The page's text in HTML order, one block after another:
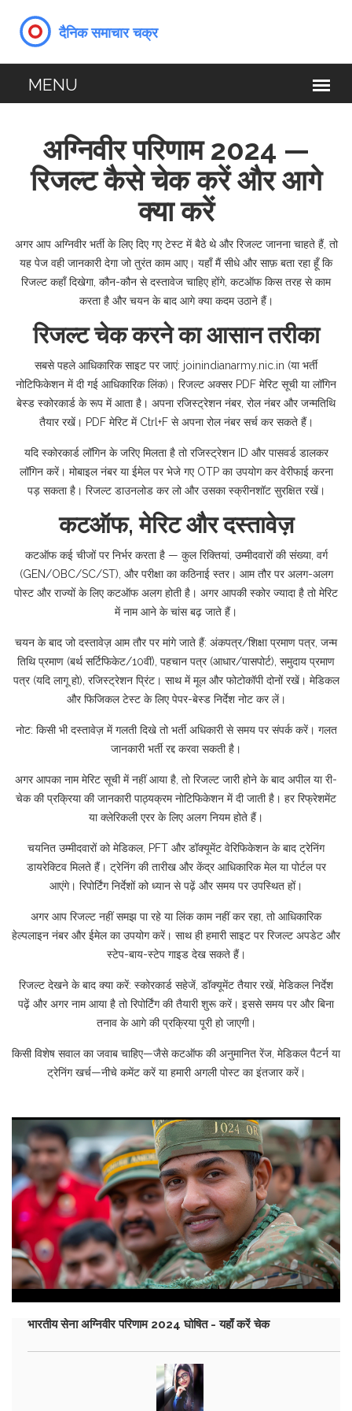
अग्निवीर परिणाम 2024 —
रिजल्ट कैसे चेक करें और आगे
क्या करें
अगर आप अग्निवीर भर्ती के लिए दिए गए टेस्ट में बैठे थे और रिजल्ट जानना चाहते हैं, तो
यह पेज वही जानकारी देगा जो तुरंत काम आए। यहाँ मैं सीधे और साफ़ बता रहा हूँ कि
रिजल्ट कहाँ दिखेगा, कौन-कौन से दस्तावेज चाहिए होंगे, कटऑफ किस तरह से काम
करता है और चयन के बाद आगे क्या कदम उठाने हैं।
रिजल्ट चेक करने का आसान तरीका
सबसे पहले आधिकारिक साइट पर जाएं: joinindianarmy.nic.in (या भर्ती
नोटिफिकेशन में दी गई आधिकारिक लिंक)। रिजल्ट अक्सर PDF मेरिट सूची या लॉगिन
बेस्ड स्कोरकार्ड के रूप में आता है। अपना रजिस्ट्रेशन नंबर, रोल नंबर और जन्मतिथि
तैयार रखें। PDF मेरिट में Ctrl+F से अपना रोल नंबर सर्च कर सकते हैं।
यदि स्कोरकार्ड लॉगिन के जरिए मिलता है तो रजिस्ट्रेशन ID और पासवर्ड डालकर
लॉगिन करें। मोबाइल नंबर या ईमेल पर भेजे गए OTP का उपयोग कर वेरीफाई करना
पड़ सकता है। रिजल्ट डाउनलोड कर लो और उसका स्क्रीनशॉट सुरक्षित रखें।
कटऑफ, मेरिट और दस्तावेज़
कटऑफ कई चीजों पर निर्भर करता है — कुल रिक्तियां, उम्मीदवारों की संख्या, वर्ग
(GEN/OBC/SC/ST), और परीक्षा का कठिनाई स्तर। आम तौर पर अलग-अलग
पोस्ट और राज्यों के लिए कटऑफ अलग होती है। अगर आपकी स्कोर ज्यादा है तो मेरिट
में नाम आने के चांस बढ़ जाते हैं।
चयन के बाद जो दस्तावेज़ आम तौर पर मांगे जाते हैं: अंकपत्र/शिक्षा प्रमाण पत्र, जन्म
तिथि प्रमाण (बर्थ सर्टिफिकेट/10वीं), पहचान पत्र (आधार/पासपोर्ट), समुदाय प्रमाण
पत्र (यदि लागू हो), रजिस्ट्रेशन प्रिंट। साथ में मूल और फोटोकॉपी दोनों रखें। मेडिकल
और फिजिकल टेस्ट के लिए पेपर-बेस्ड निर्देश नोट कर लें।
नोट: किसी भी दस्तावेज़ में गलती दिखे तो भर्ती अधिकारी से समय पर संपर्क करें। गलत
जानकारी भर्ती रद्द करवा सकती है।
अगर आपका नाम मेरिट सूची में नहीं आया है, तो रिजल्ट जारी होने के बाद अपील या री-
चेक की प्रक्रिया की जानकारी पाठ्यक्रम नोटिफिकेशन में दी जाती है। हर रिफ्रेशमेंट
या क्लेरिकली एरर के लिए अलग नियम होते हैं।
चयनित उम्मीदवारों को मेडिकल, PFT और डॉक्यूमेंट वेरिफिकेशन के बाद ट्रेनिंग
डायरेक्टिव मिलते हैं। ट्रेनिंग की तारीख और केंद्र आधिकारिक मेल या पोर्टल पर
आएंगे। रिपोर्टिंग निर्देशों को ध्यान से पढ़ें और समय पर उपस्थित हों।
अगर आप रिजल्ट नहीं समझ पा रहे या लिंक काम नहीं कर रहा, तो आधिकारिक
हेल्पलाइन नंबर और ईमेल का उपयोग करें। साथ ही हमारी साइट पर रिजल्ट अपडेट और
स्टेप-बाय-स्टेप गाइड देख सकते हैं।
रिजल्ट देखने के बाद क्या करें: स्कोरकार्ड सहेजें, डॉक्यूमेंट तैयार रखें, मेडिकल निर्देश
पढ़ें और अगर नाम आया है तो रिपोर्टिंग की तैयारी शुरू करें। इससे समय पर और बिना
तनाव के आगे की प्रक्रिया पूरी हो जाएगी।
किसी विशेष सवाल का जवाब चाहिए—जैसे कटऑफ की अनुमानित रेंज, मेडिकल पैटर्न या
ट्रेनिंग खर्च—नीचे कमेंट करें या हमारी अगली पोस्ट का इंतजार करें।
भारतीय सेना अग्निवीर परिणाम 2024 घोषित - यहाँ करें चेक